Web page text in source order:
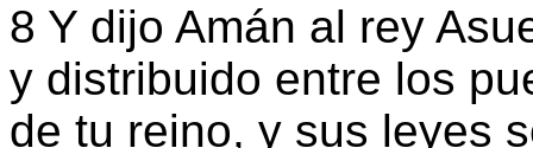
8 Y dijo Amán al rey
y distribuido entre los
de tu reino, y sus leyes